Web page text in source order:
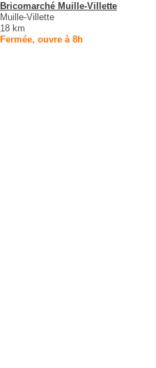
Bricomarché Muille-Villette
Muille-Villette
18 km
Fermée, ouvre à 8h